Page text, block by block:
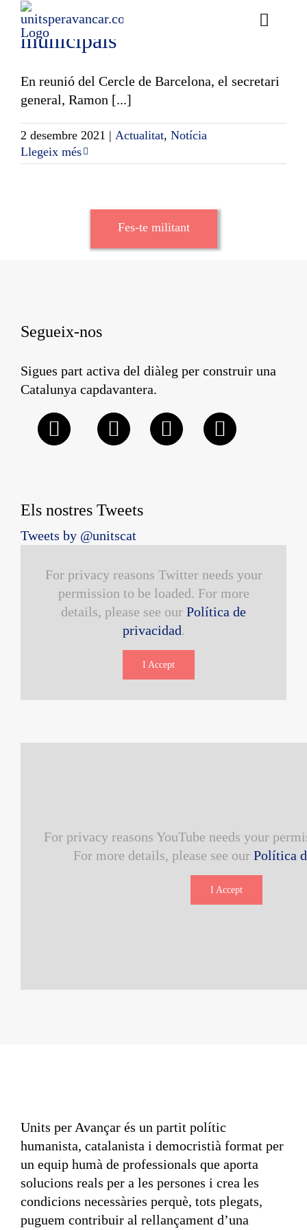
Skip
content
Toggle
Avançar a les eleccions
municipals
En reunió del Cercle de Barcelona, el secretari
general, Ramon [...]
2 desembre 2021 | Actualitat, Notícia
Llegeix més
Fes-te militant
Segueix-nos
Sigues part activa del diàleg per construir una
Catalunya capdavantera.
Els nostres Tweets
Tweets by @unitscat
For privacy reasons Twitter needs your
permission to be loaded. For more
details, please see our Política de
privacidad.
I Accept
For privacy reasons YouTube needs your
For more details, please see our Política
I Accept
Units per Avançar és un partit polític
humanista, catalanista i democristià format per
un equip humà de professionals que aporta
solucions reals per a les persones i crea les
condicions necessàries perquè, tots plegats,
puguem contribuir al rellançament d’una